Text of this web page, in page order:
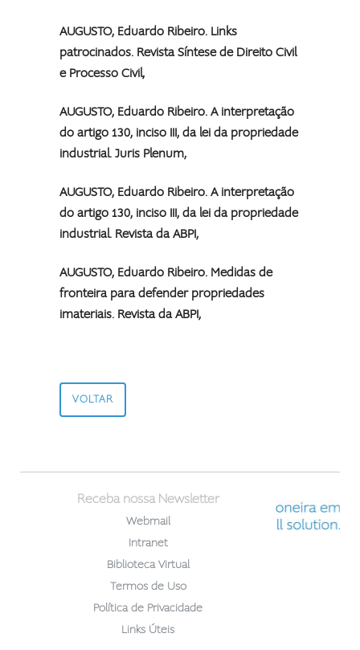
AUGUSTO, Eduardo Ribeiro. Links
patrocinados. Revista Síntese de Direito Civil
e Processo Civil,
AUGUSTO, Eduardo Ribeiro. A interpretação
do artigo 130, inciso III, da lei da propriedade
industrial. Juris Plenum,
AUGUSTO, Eduardo Ribeiro. A interpretação
do artigo 130, inciso III, da lei da propriedade
industrial. Revista da ABPI,
AUGUSTO, Eduardo Ribeiro. Medidas de
fronteira para defender propriedades
imateriais. Revista da ABPI,
VOLTAR
Receba nossa Newsletter
Webmail
Intranet
Biblioteca Virtual
Termos de Uso
Política de Privacidade
Links Úteis